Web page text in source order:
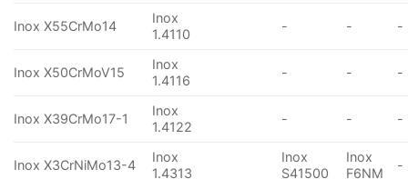
Inox X55CrMo14
Inox
1.4110
- - -
Inox X50CrMoV15
Inox
1.4116
- - -
Inox X39CrMo17-1
Inox
1.4122
- - -
Inox X3CrNiMo13-4
Inox
1.4313
Inox
S41500
Inox
F6NM
-